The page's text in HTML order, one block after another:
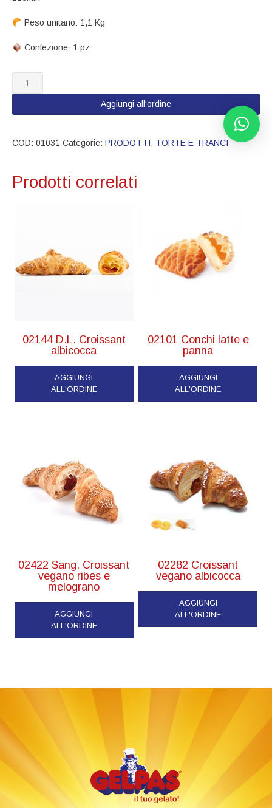
Peso unitario​: 1,1 Kg
​ Confezione: 1 pz
01031
Trancio
con
(1,1
Aggiungi all'ordine
COD: 01031 Categorie: PRODOTTI, TORTE E TRANCI
Prodotti correlati
02144 D.L. Croissant
albicocca
AGGIUNGI
ALL'ORDINE
02101 Conchi latte e
panna
AGGIUNGI
ALL'ORDINE
02422 Sang. Croissant
vegano ribes e
melograno
AGGIUNGI
ALL'ORDINE
02282 Croissant
vegano albicocca
AGGIUNGI
ALL'ORDINE